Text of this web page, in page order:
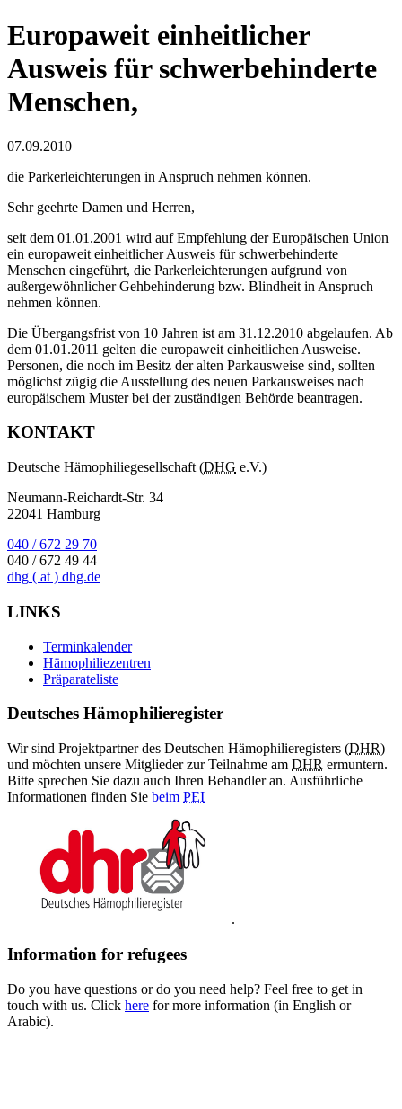
Europaweit einheitlicher
Ausweis für schwerbehinderte
Menschen,
07.09.2010
die Parkerleichterungen in Anspruch nehmen können.
Sehr geehrte Damen und Herren,
seit dem 01.01.2001 wird auf Empfehlung der Europäischen Union
ein europaweit einheitlicher Ausweis für schwerbehinderte
Menschen eingeführt, die Parkerleichterungen aufgrund von
außergewöhnlicher Gehbehinderung bzw. Blindheit in Anspruch
nehmen können.
Die Übergangsfrist von 10 Jahren ist am 31.12.2010 abgelaufen. Ab
dem 01.01.2011 gelten die europaweit einheitlichen Ausweise.
Personen, die noch im Besitz der alten Parkausweise sind, sollten
möglichst zügig die Ausstellung des neuen Parkausweises nach
europäischem Muster bei der zuständigen Behörde beantragen.
KONTAKT
Deutsche Hämophiliegesellschaft (DHG e.V.)
Neumann-Reichardt-Str. 34
22041 Hamburg
040 / 672 29 70
040 / 672 49 44
dhg ( at ) dhg.de
LINKS
Terminkalender
Hämophiliezentren
Präparateliste
Deutsches Hämophilieregister
Wir sind Projektpartner des Deutschen Hämophilieregisters (DHR)
und möchten unsere Mitglieder zur Teilnahme am DHR ermuntern.
Bitte sprechen Sie dazu auch Ihren Behandler an. Ausführliche
Informationen finden Sie beim PEI
.
Information for refugees
Do you have questions or do you need help? Feel free to get in
touch with us. Click here for more information (in English or
Arabic).